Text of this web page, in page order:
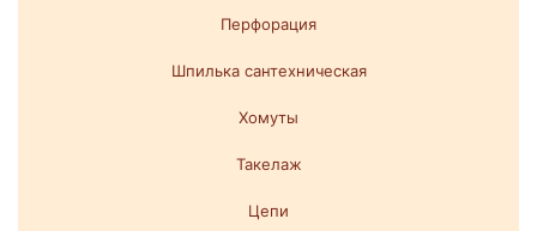
Перфорация
Шпилька сантехническая
Хомуты
Такелаж
Цепи